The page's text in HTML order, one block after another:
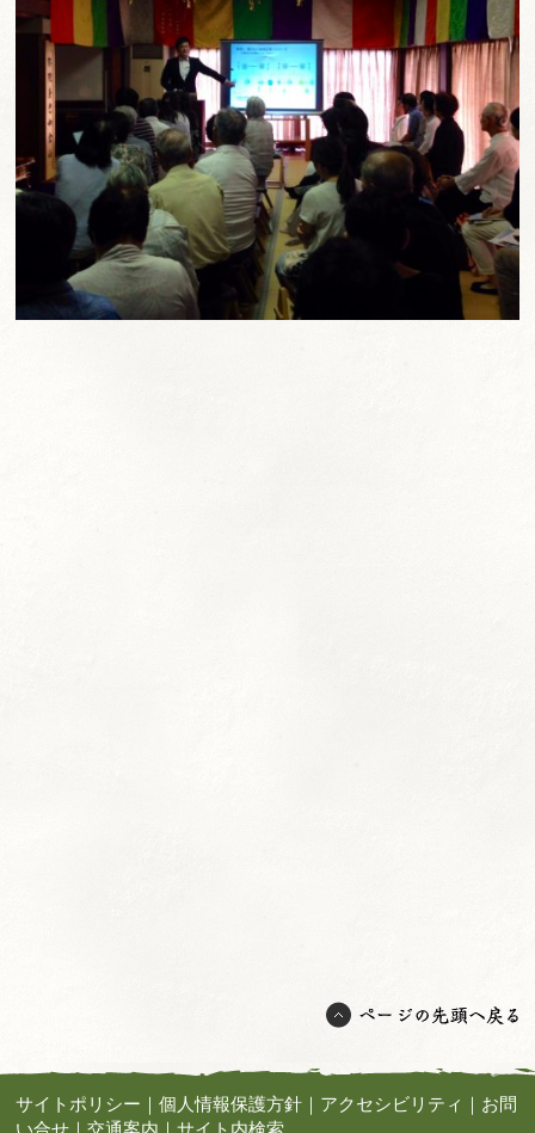
サイトポリシー ｜個人情報保護方針 ｜ アクセシビリティ ｜ お問
い合せ ｜交通案内 ｜サイト内検索